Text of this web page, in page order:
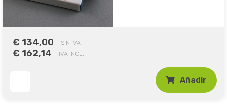
€ 134,00 SIN IVA
€ 162,14 IVA INCL.
Añadir